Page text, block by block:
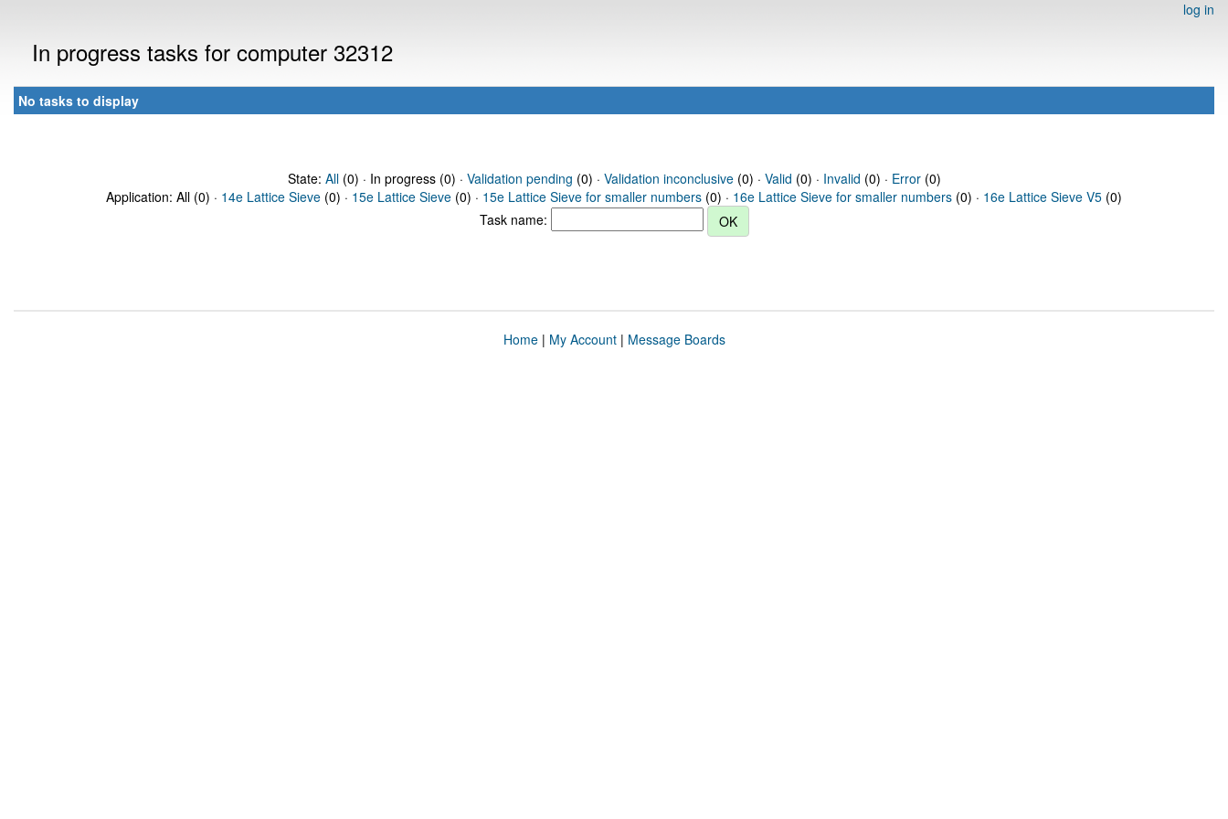
log in
In progress tasks for computer 32312
No tasks to display
State: All(0) · In progress (0) · Validation pending (0) · Validation inconclusive(0) · Valid (0) · Invalid (0) · Error(0)
Application: All (0) · 14e Lattice Sieve (0) · 15e Lattice Sieve (0) · 15e Lattice Sieve for smaller numbers (0) · 16e Lattice Sieve for smaller numbers (0) · 16e Lattice Sieve V5 (0)
Task name:
Home| My Account| Message Boards